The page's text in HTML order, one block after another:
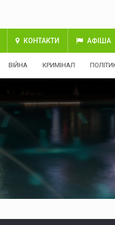
КОНТАКТИ АФІША
ВІЙНА КРИМІНАЛ